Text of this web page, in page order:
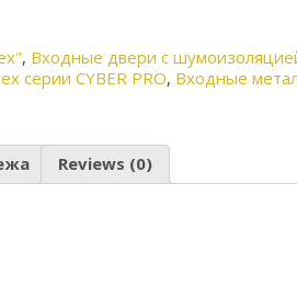
, Входные двери с
серии CYBER PRO, Входные
Reviews (0)